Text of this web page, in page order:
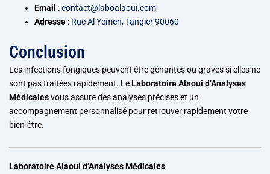
Email :contact@laboalaoui.com
Adresse : Rue Al Yemen, Tangier 90060
Conclusion
Les infections fongiques peuvent être gênantes ou graves si elles ne
sont pas traitées rapidement. LeLaboratoire Alaoui d’Analyses
Médicalesvous assure des analyses précises et un
accompagnement personnalisé pour retrouver rapidement votre
bien-être.
Laboratoire Alaoui d’Analyses Médicales